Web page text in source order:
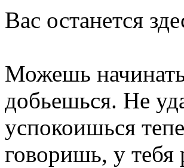
Вас останется
Можешь начинать
добьешься. Не
успокоишься
говоришь, у тебя